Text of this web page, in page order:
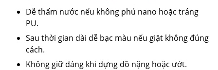
Dễ thấm nước nếu không phủ nano hoặc tráng
PU.
Sau thời gian dài dễ bạc màu nếu giặt không đúng
cách.
Không giữ dáng khi đựng đồ nặng hoặc ướt.